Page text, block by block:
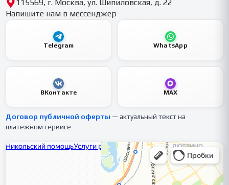
115569, г. Москва, ул. Шипиловская, д. 22
Напишите нам в мессенджер
Telegram WhatsApp
ВКонтакте MAX
Договор публичной оферты — актуальный текст на
платёжном сервисе